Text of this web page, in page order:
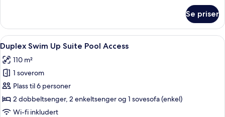
Family
Suite
Se priser
Åpne
alle
bildene
av
Duplex
Swim
Up
Duplex Swim Up Suite Pool Access
6
Duplex Swim Up Suite Pool Access
110 m²
1 soverom
Plass til 6 personer
2 dobbeltsenger, 2 enkeltsenger og 1 sovesofa (enkel)
Wi-fi inkludert